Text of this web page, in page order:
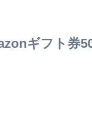
ギフト券